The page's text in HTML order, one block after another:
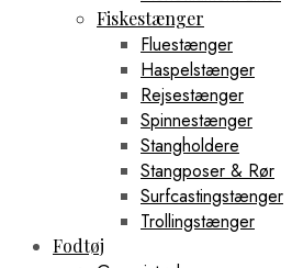
Fiskestænger
Fluestænger
Haspelstænger
Rejsestænger
Spinnestænger
Stangholdere
Stangposer & Rør
Surfcastingstænger
Trollingstænger
Fodtøj